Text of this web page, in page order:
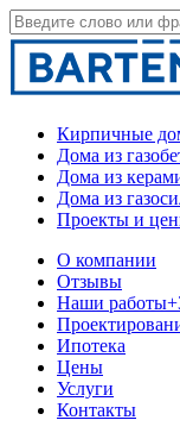
Кирпичные
Дома из
Дома из
Дома из
Проекты и
О компании
Отзывы
Наши работы
Ипотека
Цены
Услуги
Контакты